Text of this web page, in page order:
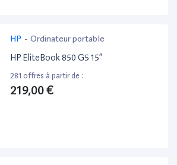
HP - Ordinateur portable
HP EliteBook 850 G5 15”
281 offres à partir de :
219,00 €